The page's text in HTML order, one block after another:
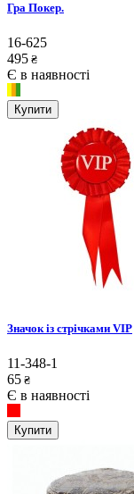
Гра Покер.
16-625
495 ₴
Є в наявності
Купити
Значок із стрічками VIP
11-348-1
65 ₴
Є в наявності
Купити